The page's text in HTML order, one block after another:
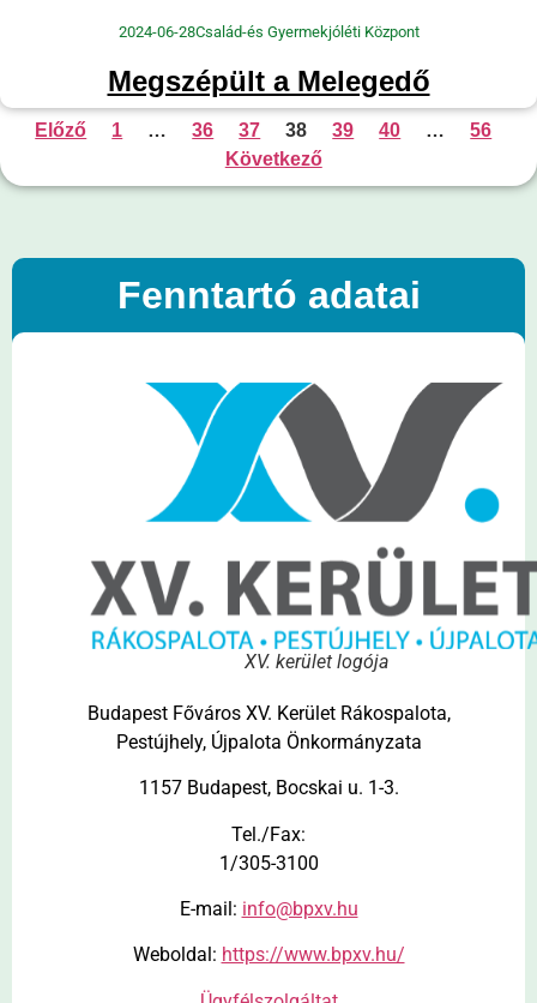
2024-06-28Család-és Gyermekjóléti Központ
Megszépült a Melegedő
Előző 1 … 36 37 38 39 40 …
56
Következő
Fenntartó adatai
XV. kerület logója
Budapest Főváros XV. Kerület Rákospalota,
Pestújhely, Újpalota Önkormányzata
1157 Budapest, Bocskai u. 1-3.
Tel./Fax:
1/305-3100
E-mail: info@bpxv.hu
Weboldal: https://www.bpxv.hu/